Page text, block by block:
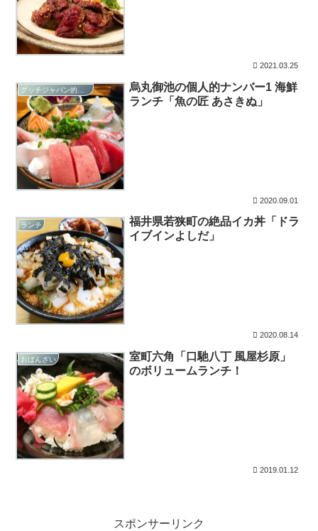
2021.03.25
烏丸御池の個人的ナンバー1 海鮮
ランチ「魚の匠 あさきぬ」
2020.09.01
ランチ
福井県若狭町の絶品イカ丼「ドラ
イブインよしだ」
2020.08.14
おばんざい
室町六角「口馳八丁 風屋杉原」
のボリュームランチ！
2019.01.12
スポンサーリンク